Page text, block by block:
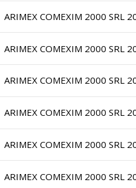
ARIMEX COMEXIM 2000 SRL
ARIMEX COMEXIM 2000 SRL
ARIMEX COMEXIM 2000 SRL
ARIMEX COMEXIM 2000 SRL
ARIMEX COMEXIM 2000 SRL
ARIMEX COMEXIM 2000 SRL